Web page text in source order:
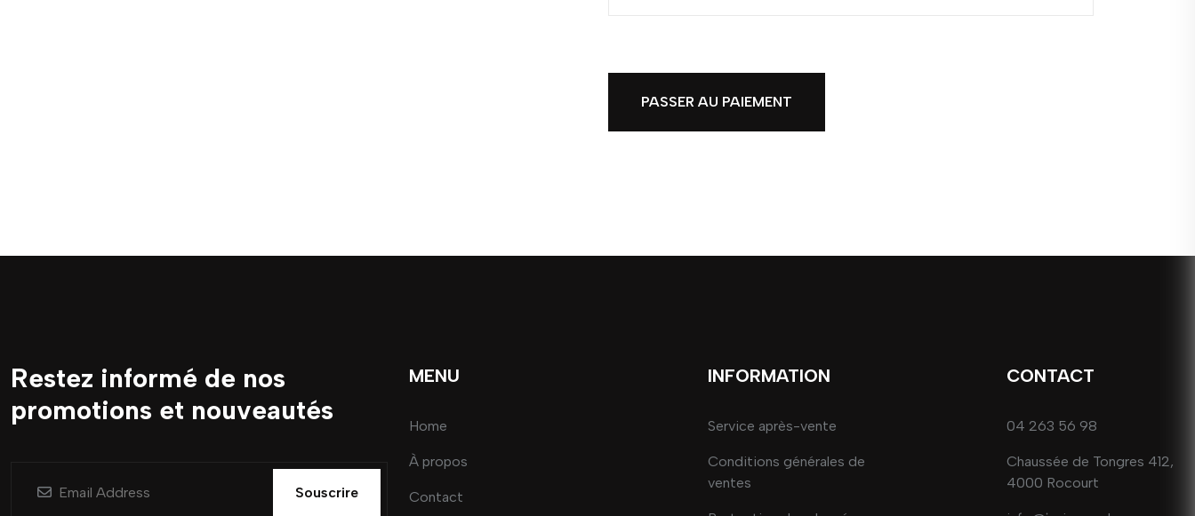
PASSER AU PAIEMENT
Restez informé de nos
promotions et nouveautés
Souscrire
MENU
Home
À propos
Contact
INFORMATION
Service après-vente
Conditions générales de
ventes
CONTACT
04 263 56 98
Chaussée de Tongres 412,
4000 Rocourt